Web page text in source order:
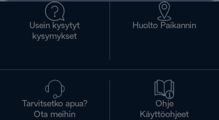
Usein kysytyt
kysymykset
Huolto Paikannin
Tarvitsetko apua?
Ota meihin
Ohje
Käyttöohjeet